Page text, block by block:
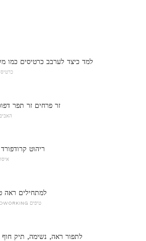
למד כיצד לערבב כרטיסים כמו
15 זר פרחים זר תפר
ריהוט
למתחילים ראה
WOODWORKING טיפים
לתפור ראה, נשימה, תיק חוף